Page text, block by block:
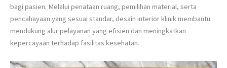
bagi pasien. Melalui penataan ruang, pemilihan material, serta
pencahayaan yang sesuai standar, desain interior klinik membantu
mendukung alur pelayanan yang efisien dan meningkatkan
kepercayaan terhadap fasilitas kesehatan.